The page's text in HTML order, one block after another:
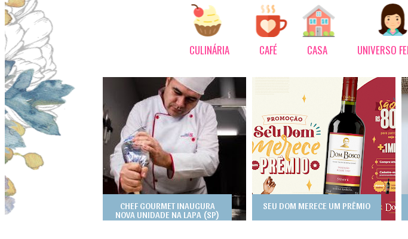
CULINÁRIA CAFÉ CASA UNIVERSO
CHEF GOURMET INAUGURA
NOVA UNIDADE NA LAPA (SP)
SEU DOM MERECE UM PRÊMIO